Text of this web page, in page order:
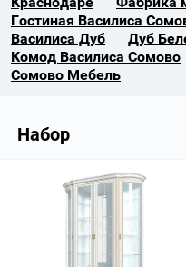
Гостиная Василиса
Василиса Дуб
Дуб
Комод Василиса Сомово
Сомово Мебель
Набор